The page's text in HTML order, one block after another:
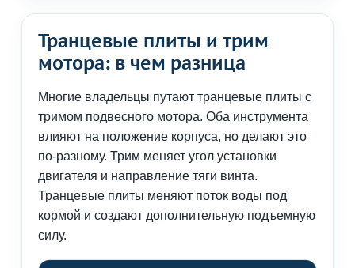
Транцевые плиты и трим
мотора: в чем разница
Многие владельцы путают транцевые плиты с
тримом подвесного мотора. Оба инструмента
влияют на положение корпуса, но делают это
по-разному. Трим меняет угол установки
двигателя и направление тяги винта.
Транцевые плиты меняют поток воды под
кормой и создают дополнительную подъемную
силу.